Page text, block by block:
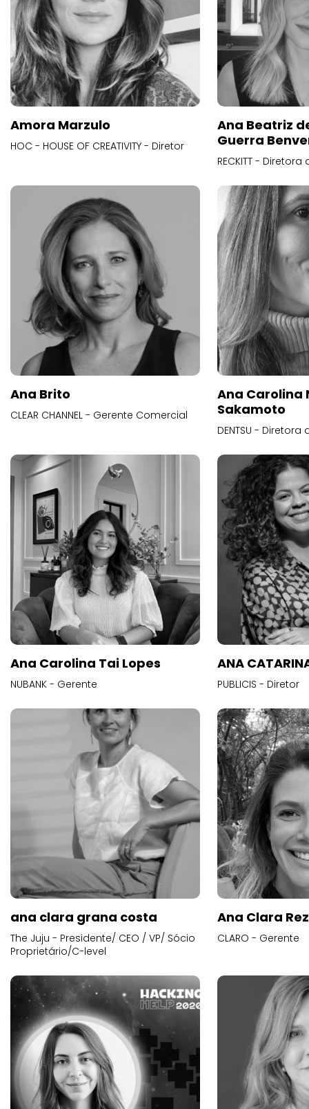
Amora Marzulo
HOC - HOUSE OF CREATIVITY - Diretor
Ana Beatriz
Guerra
RECKITT -
Ana Brito
CLEAR CHANNEL - Gerente Comercial
Ana Carolina
Sakamoto
DENTSU -
Ana Carolina Tai Lopes
NUBANK - Gerente
ANA
PUBLICIS - Diretor
ana clara grana costa
The Juju - Presidente/ CEO / VP/ Sócio
Proprietário/C-level
Ana Clara
CLARO - Gerente